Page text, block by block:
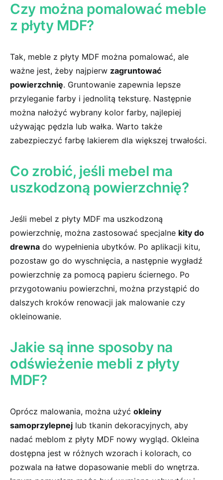
Czy można pomalować meble​
z płyty MDF?
Tak, meble z płyty MDF można pomalować, ale‍
ważne jest, żeby najpierw zagruntować
powierzchnię. Gruntowanie zapewnia lepsze
⁤przyleganie farby i jednolitą teksturę. Następnie
można nałożyć wybrany kolor farby, najlepiej‌
używając pędzla lub wałka. Warto także
zabezpieczyć farbę lakierem dla większej trwałości.
Co zrobić, jeśli mebel ma
uszkodzoną powierzchnię?
Jeśli mebel z płyty MDF ma uszkodzoną
powierzchnię, można zastosować specjalne kity do
drewna do wypełnienia ubytków. Po aplikacji‍ kitu,
⁣pozostaw go do wyschnięcia, a następnie wygładź
powierzchnię za pomocą papieru ściernego. Po⁣
przygotowaniu powierzchni, można przystąpić do
dalszych kroków renowacji jak malowanie czy
okleinowanie.
Jakie są⁣ inne sposoby ⁢na
odświeżenie mebli z płyty
MDF?
Oprócz malowania, można użyć okleiny
samoprzylepnej lub tkanin dekoracyjnych, aby
nadać meblom z płyty MDF nowy wygląd. Okleina
dostępna‌ jest w różnych wzorach i kolorach, co
pozwala na łatwe dopasowanie mebli do​ wnętrza.